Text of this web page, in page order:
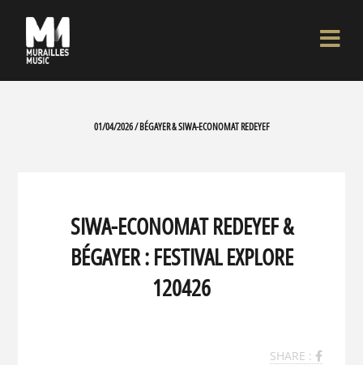
01/04/2026 / BÉGAYER & SIWA-ECONOMAT REDEYEF
SIWA-ECONOMAT REDEYEF &
BÉGAYER : FESTIVAL EXPLORE
120426
SHARE :